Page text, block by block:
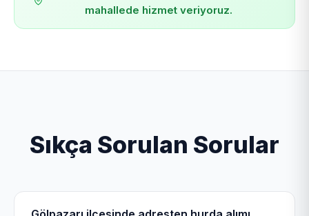
mahallede hizmet veriyoruz.
Sıkça Sorulan Sorular